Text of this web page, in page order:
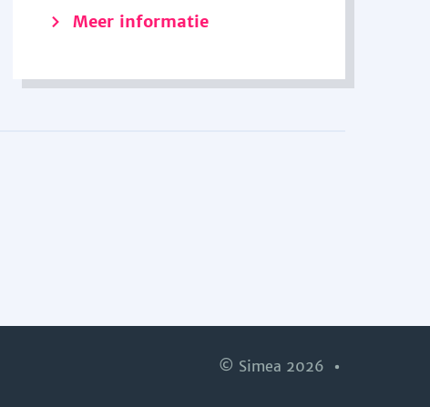
Meer informatie
© Simea 2026